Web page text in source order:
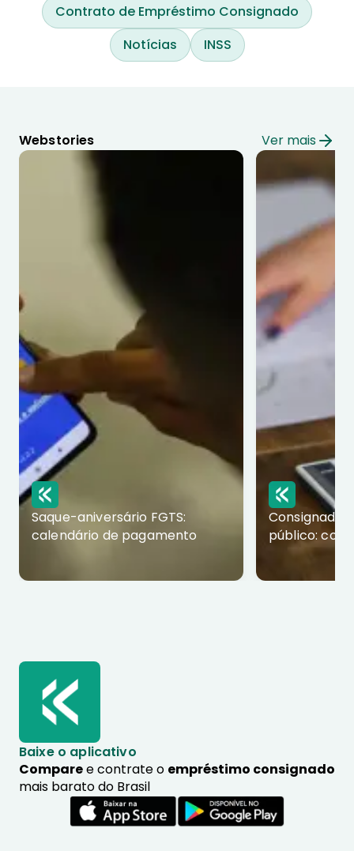
Contrato de Empréstimo Consignado
Notícias
INSS
Webstories Ver mais
Saque-aniversário FGTS:
calendário de pagamento
Consignado
público:
Baixe o aplicativo
Comparee contrate o empréstimo consignado
mais barato do Brasil